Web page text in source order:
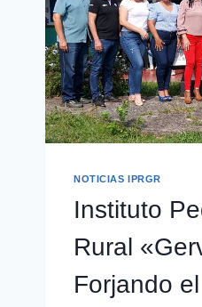
NOTICIAS IPRGR
Instituto
Rural
Forjando